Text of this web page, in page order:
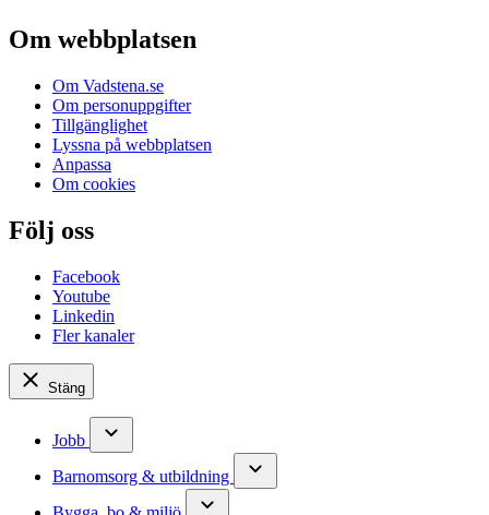
Om webbplatsen
Om Vadstena.se
Om personuppgifter
Tillgänglighet
Lyssna på webbplatsen
Anpassa
Om cookies
Följ oss
Facebook
Youtube
Linkedin
Fler kanaler
Stäng
Jobb
Barnomsorg & utbildning